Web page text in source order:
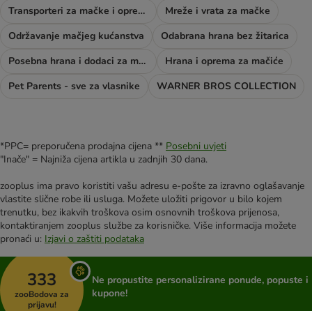
Transporteri za mačke i oprema za šetnju
Mreže i vrata za mačke
Održavanje mačjeg kućanstva
Odabrana hrana bez žitarica
Posebna hrana i dodaci za mačke
Hrana i oprema za mačiće
Pet Parents - sve za vlasnike
WARNER BROS COLLECTION
*PPC= preporučena prodajna cijena ** Posebni uvjeti
"Inače" = Najniža cijena artikla u zadnjih 30 dana.
zooplus ima pravo koristiti vašu adresu e-pošte za izravno oglašavanje
vlastite slične robe ili usluga. Možete uložiti prigovor u bilo kojem
trenutku, bez ikakvih troškova osim osnovnih troškova prijenosa,
kontaktiranjem zooplus službe za korisničke. Više informacija možete
pronaći u: Izjavi o zaštiti podataka
333
zooBodova za
prijavu!
Ne propustite personalizirane ponude, popuste i
kupone!